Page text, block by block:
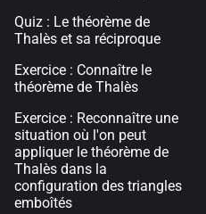
Quiz : Le théorème de
Thalès et sa réciproque
Exercice : Connaître le
théorème de Thalès
Exercice : Reconnaître une
situation où l'on peut
appliquer le théorème de
Thalès dans la
configuration des triangles
emboîtés